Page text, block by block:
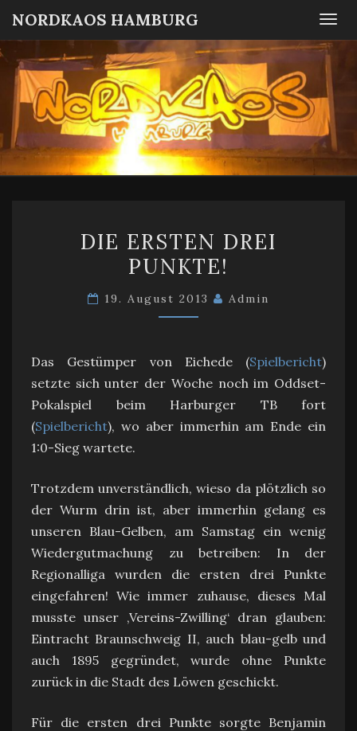
NORDKAOS HAMBURG
Fanszene
SC
Victoria
Hamburg
ERSTEN
DREI
DIE ERSTEN DREI
PUNKTE!
19. August 2013 Admin
Das Gestümper von Eichede (Spielbericht)
setzte sich unter der Woche noch im Oddset-
Pokalspiel beim Harburger TB fort
(Spielbericht), wo aber immerhin am Ende ein
1:0-Sieg wartete.
Trotzdem unverständlich, wieso da plötzlich so
der Wurm drin ist, aber immerhin gelang es
unseren Blau-Gelben, am Samstag ein wenig
Wiedergutmachung zu betreiben: In der
Regionalliga wurden die ersten drei Punkte
eingefahren! Wie immer zuhause, dieses Mal
musste unser ‚Vereins-Zwilling‘ dran glauben:
Eintracht Braunschweig II, auch blau-gelb und
auch 1895 gegründet, wurde ohne Punkte
zurück in die Stadt des Löwen geschickt.
Für die ersten drei Punkte sorgte Benjamin